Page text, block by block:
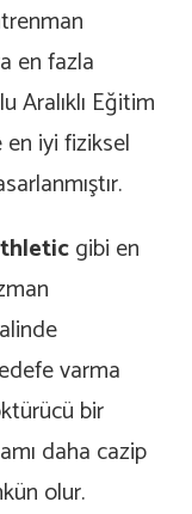
en fazla
Aralıklı Eğitim
en iyi fiziksel
gibi en
varma
bir
daha cazip
olur.